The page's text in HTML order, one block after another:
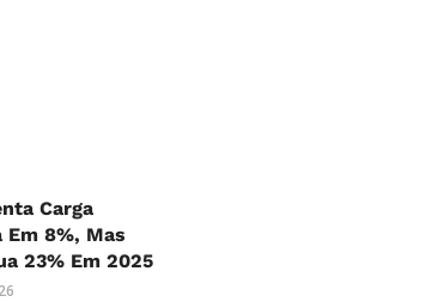
Carga
Em 8%, Mas
23% Em 2025